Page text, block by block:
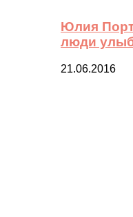
Юлия
люди
21.06.2016